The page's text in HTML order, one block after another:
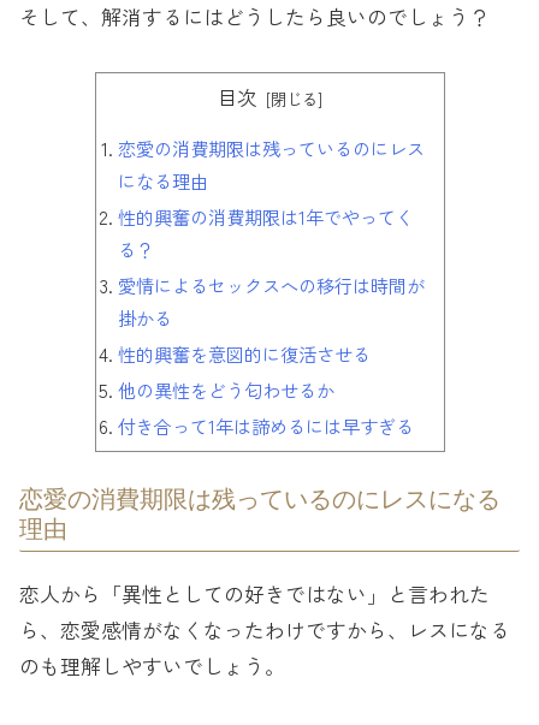
そして、解消するにはどうしたら良いのでしょう？
目次
恋愛の消費期限は残っているのにレス
になる理由
性的興奮の消費期限は1年でやってく
る？
愛情によるセックスへの移行は時間が
掛かる
性的興奮を意図的に復活させる
他の異性をどう匂わせるか
付き合って1年は諦めるには早すぎる
恋愛の消費期限は残っているのにレスになる
理由
恋人から「異性としての好きではない」と言われた
ら、恋愛感情がなくなったわけですから、レスになる
のも理解しやすいでしょう。